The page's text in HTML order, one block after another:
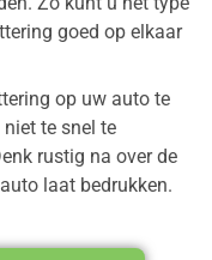
goed op elkaar
op uw auto te
te snel te
rustig na over de
laat bedrukken.